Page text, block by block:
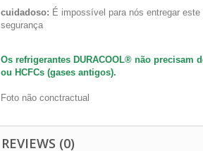
cuidadoso: É impossível para nós entregar
segurança
Os refrigerantes DURACOOL® não precisam
ou HCFCs (gases antigos).
Foto não conctractual
REVIEWS (0)